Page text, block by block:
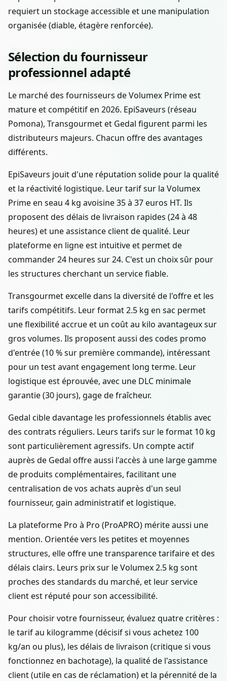
requiert un stockage accessible et une manipulation
organisée (diable, étagère renforcée).
Sélection du fournisseur
professionnel adapté
Le marché des fournisseurs de Volumex Prime est
mature et compétitif en 2026. EpiSaveurs (réseau
Pomona), Transgourmet et Gedal figurent parmi les
distributeurs majeurs. Chacun offre des avantages
différents.
EpiSaveurs jouit d'une réputation solide pour la qualité
et la réactivité logistique. Leur tarif sur la Volumex
Prime en seau 4 kg avoisine 35 à 37 euros HT. Ils
proposent des délais de livraison rapides (24 à 48
heures) et une assistance client de qualité. Leur
plateforme en ligne est intuitive et permet de
commander 24 heures sur 24. C'est un choix sûr pour
les structures cherchant un service fiable.
Transgourmet excelle dans la diversité de l'offre et les
tarifs compétitifs. Leur format 2.5 kg en sac permet
une flexibilité accrue et un coût au kilo avantageux sur
gros volumes. Ils proposent aussi des codes promo
d'entrée (10 % sur première commande), intéressant
pour un test avant engagement long terme. Leur
logistique est éprouvée, avec une DLC minimale
garantie (30 jours), gage de fraîcheur.
Gedal cible davantage les professionnels établis avec
des contrats réguliers. Leurs tarifs sur le format 10 kg
sont particulièrement agressifs. Un compte actif
auprès de Gedal offre aussi l'accès à une large gamme
de produits complémentaires, facilitant une
centralisation de vos achats auprès d'un seul
fournisseur, gain administratif et logistique.
La plateforme Pro à Pro (ProAPRO) mérite aussi une
mention. Orientée vers les petites et moyennes
structures, elle offre une transparence tarifaire et des
délais clairs. Leurs prix sur le Volumex 2.5 kg sont
proches des standards du marché, et leur service
client est réputé pour son accessibilité.
Pour choisir votre fournisseur, évaluez quatre critères :
le tarif au kilogramme (décisif si vous achetez 100
kg/an ou plus), les délais de livraison (critique si vous
fonctionnez en bachotage), la qualité de l'assistance
client (utile en cas de réclamation) et la pérennité de la